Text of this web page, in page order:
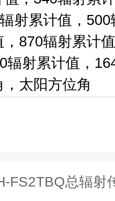
射累计值，
，870辐射累计
辐射累计值，
，太阳方位角
FS2TBQ总辐射